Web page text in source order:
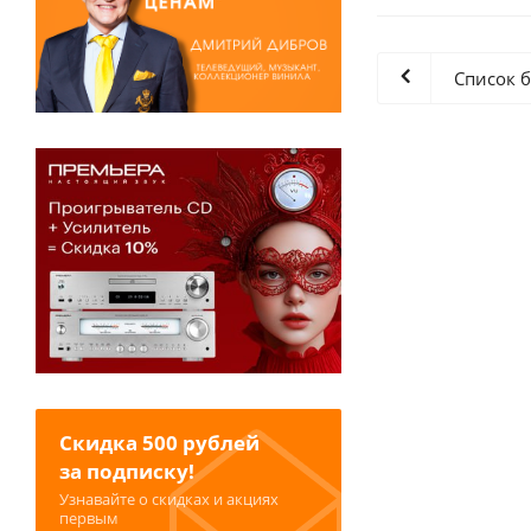
Список
Скидка 500 рублей
за подписку!
Узнавайте о скидках и акциях
первым